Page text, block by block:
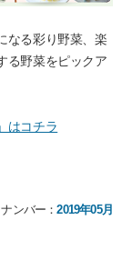
なる彩り野菜、楽
る野菜をピックア
はコチラ
ンバー：2019年05月